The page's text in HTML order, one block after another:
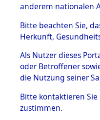
BESTÄNDE
Inhaftierungsdoku
mente
5. Verschiedenes
Todesmärsche
5.3.1 Alliierte
anderem nationalen
Bitte beachten Sie,
Herkunft,
Als Nutzer dieses
oder Betroffener
die Nutzung seiner
Bitte kontaktieren
zustimmen.